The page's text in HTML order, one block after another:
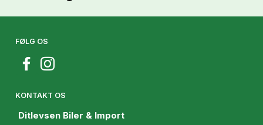
FØLG OS
KONTAKT OS
Ditlevsen Biler & Import